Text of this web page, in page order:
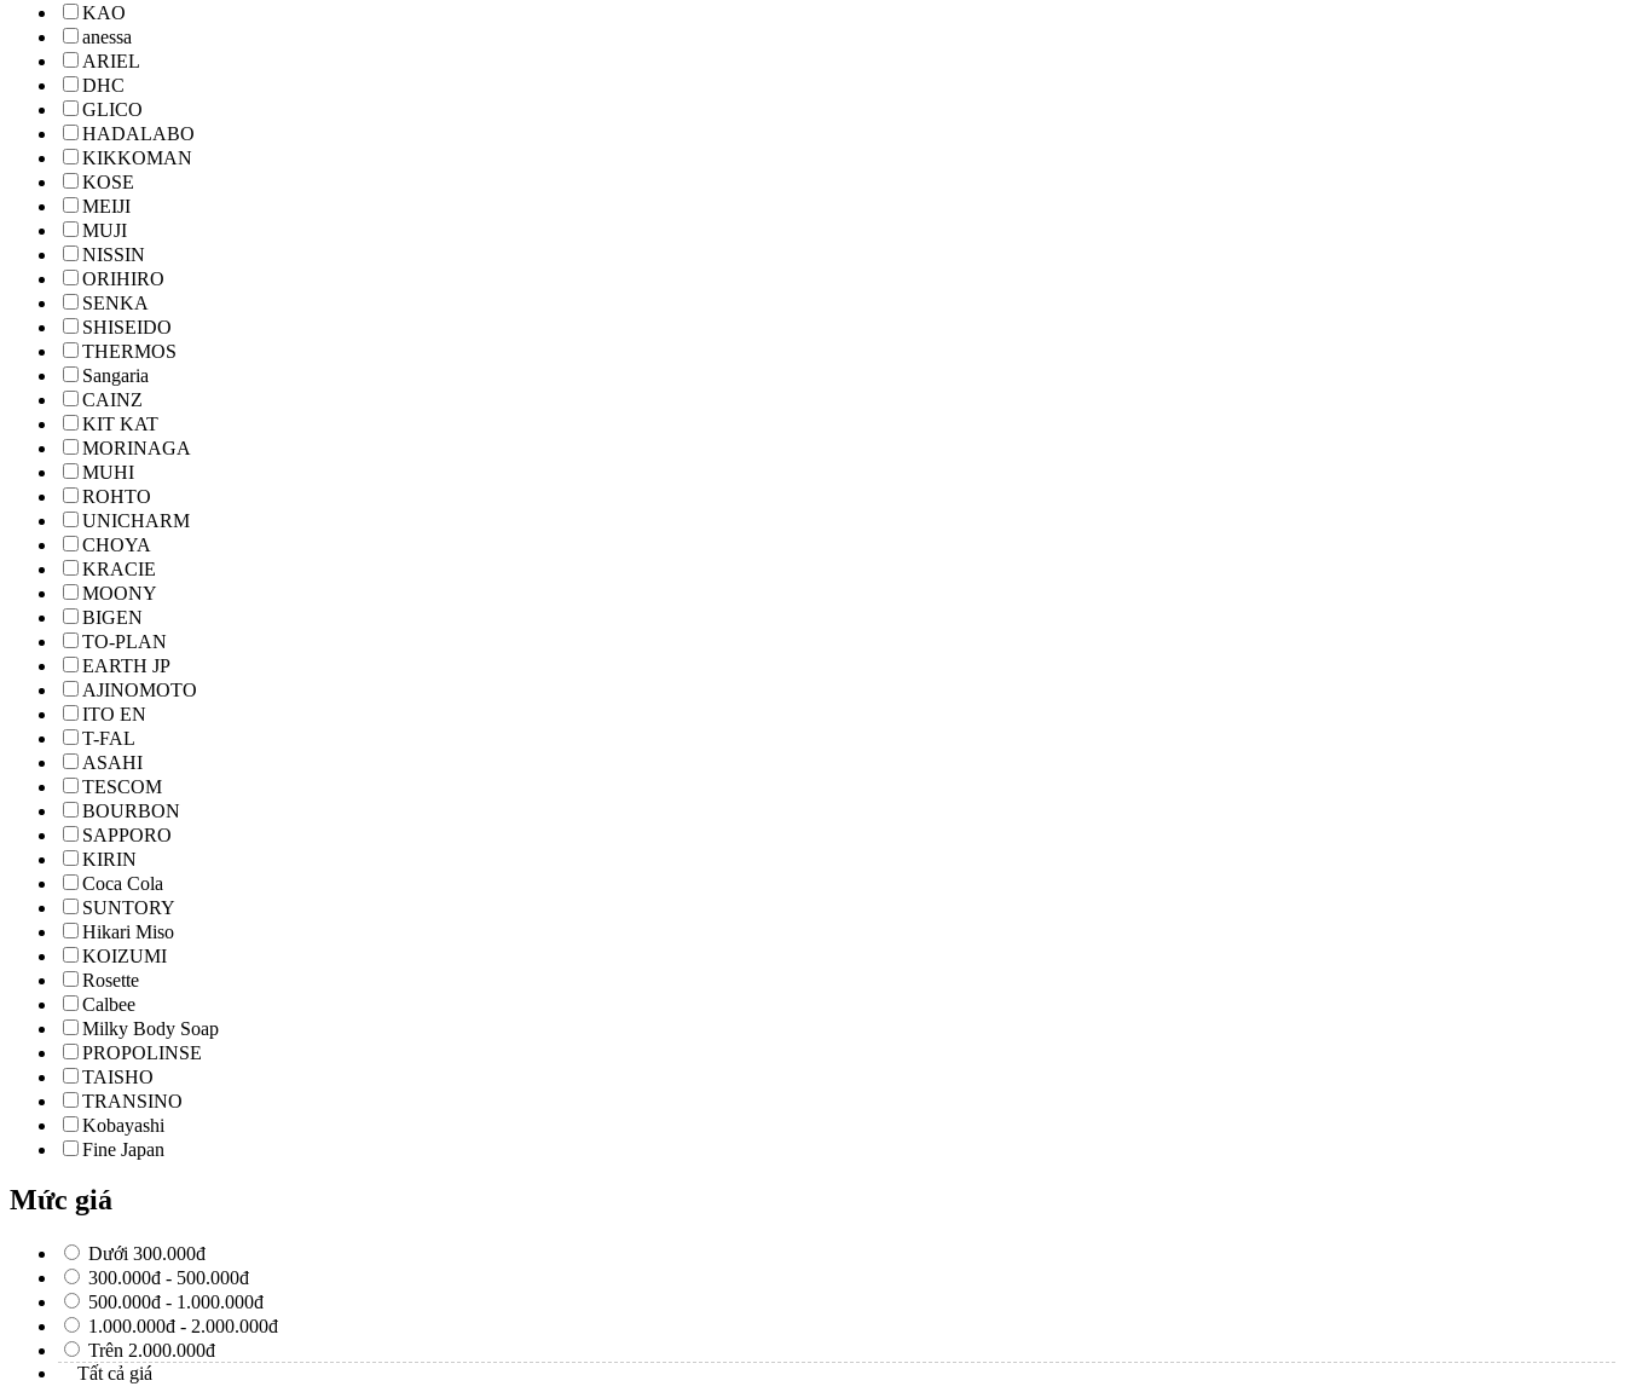
KAO
anessa
ARIEL
DHC
GLICO
HADALABO
KIKKOMAN
KOSE
MEIJI
MUJI
NISSIN
ORIHIRO
SENKA
SHISEIDO
THERMOS
Sangaria
CAINZ
KIT KAT
MORINAGA
MUHI
ROHTO
UNICHARM
CHOYA
KRACIE
MOONY
BIGEN
TO-PLAN
EARTH JP
AJINOMOTO
ITO EN
T-FAL
ASAHI
TESCOM
BOURBON
SAPPORO
KIRIN
Coca Cola
SUNTORY
Hikari Miso
KOIZUMI
Rosette
Calbee
Milky Body Soap
PROPOLINSE
TAISHO
TRANSINO
Kobayashi
Fine Japan
Mức giá
Dưới 300.000đ
300.000đ - 500.000đ
500.000đ - 1.000.000đ
1.000.000đ - 2.000.000đ
Trên 2.000.000đ
Tất cả giá